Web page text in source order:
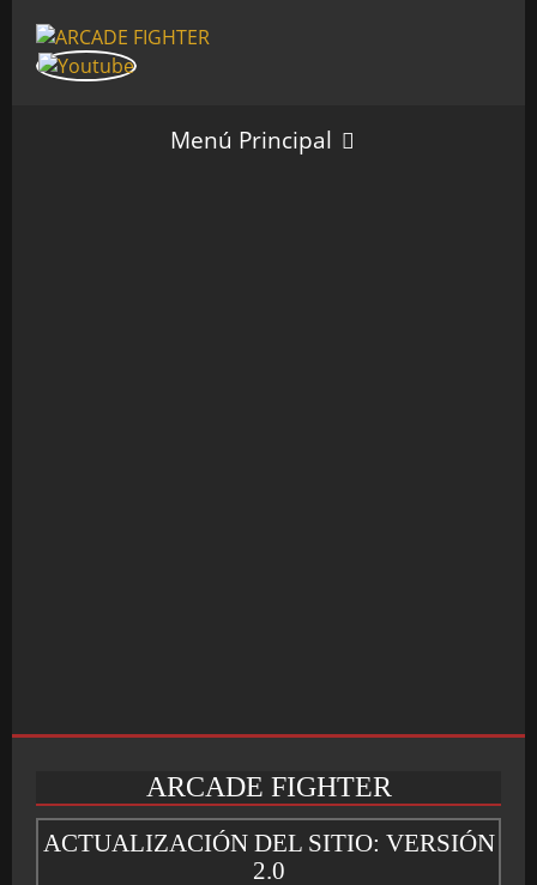
Menú Principal
INICIO
ARCADE FIGHTER
ACTUALIZACIÓN DEL SITIO: VERSIÓN
2.0